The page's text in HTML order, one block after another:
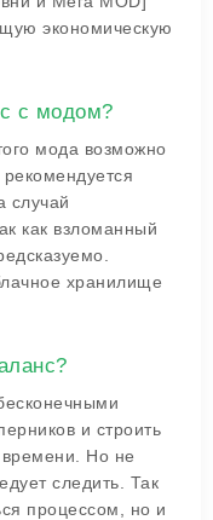
экономическую
с модом?
мода возможно
случай
как взломанный
хранилище
и строить
Но не
следить. Так
процессом, но и